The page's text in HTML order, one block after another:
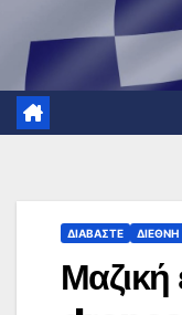
ΔΙΑΒΆΣΤΕ ΔΙΕΘΝΉ